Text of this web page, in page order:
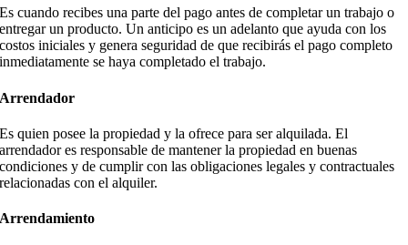
Es cuando recibes una parte del pago antes de completar un trabajo o
entregar un producto. Un anticipo es un adelanto que ayuda con los
costos iniciales y genera seguridad de que recibirás el pago completo
inmediatamente se haya completado el trabajo.
Arrendador
Es quien posee la propiedad y la ofrece para ser alquilada. El
arrendador es responsable de mantener la propiedad en buenas
condiciones y de cumplir con las obligaciones legales y contractuales
relacionadas con el alquiler.
Arrendamiento